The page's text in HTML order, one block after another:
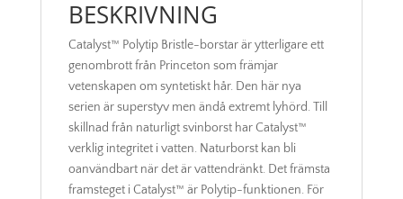
BESKRIVNING
Catalyst™ Polytip Bristle-borstar är ytterligare ett
genombrott från Princeton som främjar
vetenskapen om syntetiskt hår. Den här nya
serien är superstyv men ändå extremt lyhörd. Till
skillnad från naturligt svinborst har Catalyst™
verklig integritet i vatten. Naturborst kan bli
oanvändbart när det är vattendränkt. Det främsta
framsteget i Catalyst™ är Polytip-funktionen. För